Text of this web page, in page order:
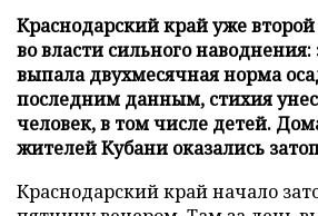
Краснодарский край уже
во власти сильного наводнения:
выпала двухмесячная норма
последним данным, стихия
человек, в том числе детей.
жителей Кубани оказались
Краснодарский край начало